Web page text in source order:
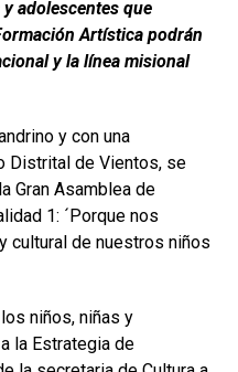
adolescentes que
Artística podrán
y la línea misional
y con una
Distrital de Vientos, se
Gran Asamblea de
1: ´Porque nos
cultural de nuestros niños
niños, niñas y
la Estrategia de